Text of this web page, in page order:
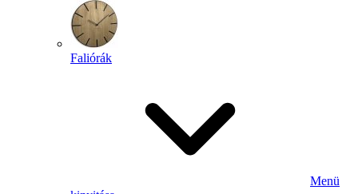
Faliórák
Menü